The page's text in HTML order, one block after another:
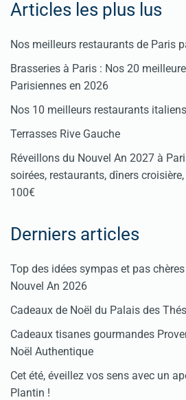
Articles les plus lus
Nos meilleurs restaurants de Paris
Brasseries à Paris : Nos 20
Parisiennes en 2026
Nos 10 meilleurs restaurants
Terrasses Rive Gauche
Réveillons du Nouvel An 2027 à
soirées, restaurants, dîners
100€
Derniers articles
Top des idées sympas et pas
Nouvel An 2026
Cadeaux de Noël du Palais des Thés
Cadeaux tisanes gourmandes
Noël Authentique
Cet été, éveillez vos sens avec un
Plantin !